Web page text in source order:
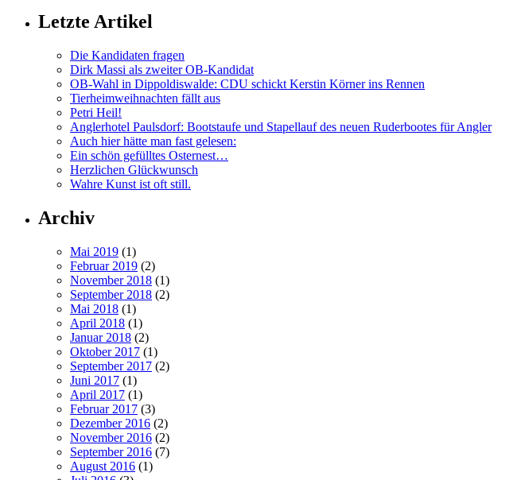
Letzte Artikel
Die Kandidaten fragen
Dirk Massi als zweiter OB-Kandidat
OB-Wahl in Dippoldiswalde: CDU schickt Kerstin Körner ins Rennen
Tierheimweihnachten fällt aus
Petri Heil!
Anglerhotel Paulsdorf: Bootstaufe und Stapellauf des neuen Ruderbootes für Angler
Auch hier hätte man fast gelesen:
Ein schön gefülltes Osternest…
Herzlichen Glückwunsch
Wahre Kunst ist oft still.
Archiv
Mai 2019 (1)
Februar 2019 (2)
November 2018 (1)
September 2018 (2)
Mai 2018 (1)
April 2018 (1)
Januar 2018 (2)
Oktober 2017 (1)
September 2017 (2)
Juni 2017 (1)
April 2017 (1)
Februar 2017 (3)
Dezember 2016 (2)
November 2016 (2)
September 2016 (7)
August 2016 (1)